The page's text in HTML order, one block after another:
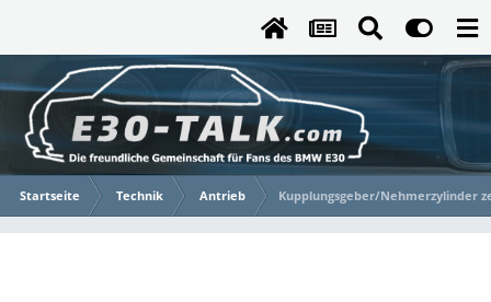
Startseite Technik Antrieb Kupplungsgeber/Nehmerzylinder